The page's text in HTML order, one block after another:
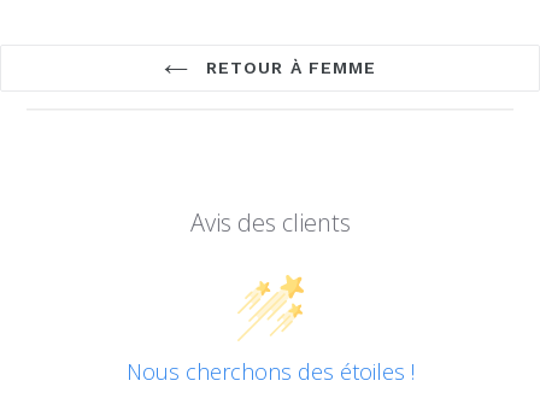
RETOUR À FEMME
Avis des clients
Nous cherchons des étoiles !